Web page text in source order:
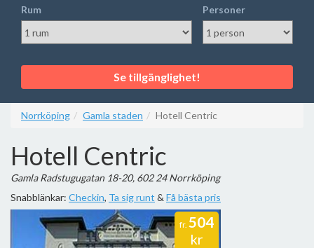
Rum Personer
Se tillgänglighet!
Norrköping Gamla staden Hotell Centric
Hotell Centric
Gamla Radstugugatan 18-20, 602 24 Norrköping
Snabblänkar: Checkin, Ta sig runt & Få bästa pris
fr. 504
kr